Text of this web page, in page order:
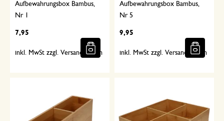
Aufbewahrungsbox Bambus,
Nr 1
7,95
inkl. MwSt zzgl. Versandkosten
Aufbewahrungsbox Bambus,
Nr 5
9,95
inkl. MwSt zzgl. Versandkosten